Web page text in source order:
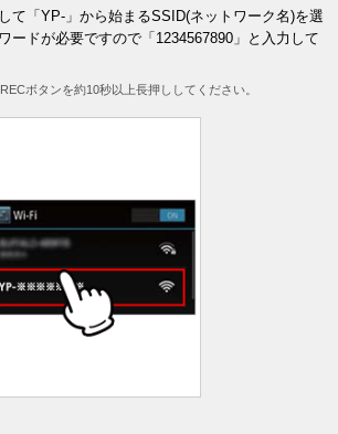
て「YP-」から始まるSSID(ネットワーク名)を選
ードが必要ですので「1234567890」と入力して
ボタンを約10秒以上長押ししてください。